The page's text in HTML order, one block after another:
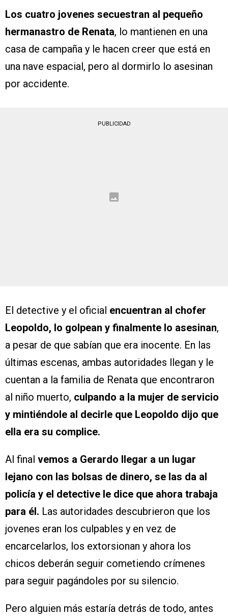
Los cuatro jovenes secuestran al pequeño
hermanastro de Renata, lo mantienen en una
casa de campaña y le hacen creer que está en
una nave espacial, pero al dormirlo lo asesinan
por accidente.
PUBLICIDAD
El detective y el oficial encuentran al chofer
Leopoldo, lo golpean y finalmente lo asesinan,
a pesar de que sabían que era inocente. En las
últimas escenas, ambas autoridades llegan y le
cuentan a la familia de Renata que encontraron
al niño muerto, culpando a la mujer de servicio
y mintiéndole al decirle que Leopoldo dijo que
ella era su complice.
Al final vemos a Gerardo llegar a un lugar
lejano con las bolsas de dinero, se las da al
policía y el detective le dice que ahora trabaja
para él. Las autoridades descubrieron que los
jovenes eran los culpables y en vez de
encarcelarlos, los extorsionan y ahora los
chicos deberán seguir cometiendo crímenes
para seguir pagándoles por su silencio.
Pero alguien más estaría detrás de todo, antes